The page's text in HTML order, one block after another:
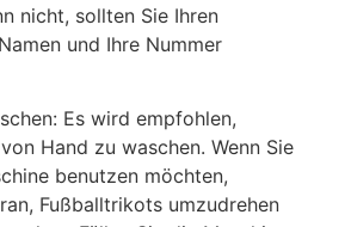
nicht, sollten Sie Ihren
und Ihre Nummer
Es wird empfohlen,
Hand zu waschen. Wenn Sie
benutzen möchten,
Fußballtrikots umzudrehen